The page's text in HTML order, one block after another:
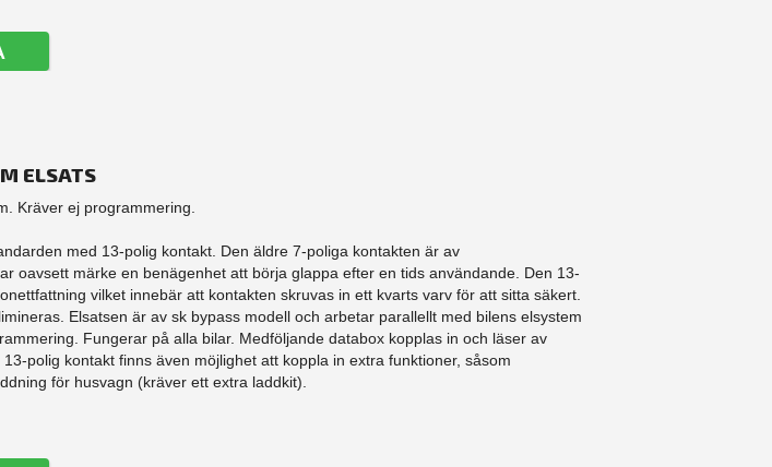
ELSATS
Kräver ej programmering.
med 13-polig kontakt. Den äldre 7-poliga kontakten är av
oavsett märke en benägenhet att börja glappa efter en tids användande. Den 13-
vilket innebär att kontakten skruvas in ett kvarts varv för att sitta säkert.
Elsatsen är av sk bypass modell och arbetar parallellt med bilens elsystem
Fungerar på alla bilar. Medföljande databox kopplas in och läser av
polig kontakt finns även möjlighet att koppla in extra funktioner, såsom
för husvagn (kräver ett extra laddkit).